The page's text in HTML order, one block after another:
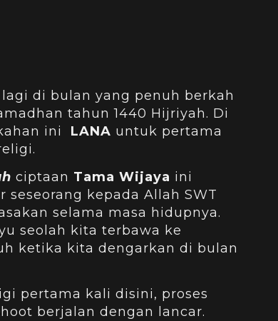
di bulan yang penuh berkah
tahun 1440 Hijriyah. Di
ini
LANA untuk pertama
ciptaan Tama Wijaya ini
kepada Allah SWT
selama masa hidupnya.
seolah kita terbawa ke
ketika kita dengarkan di bulan
pertama kali disini, proses
berjalan dengan lancar.